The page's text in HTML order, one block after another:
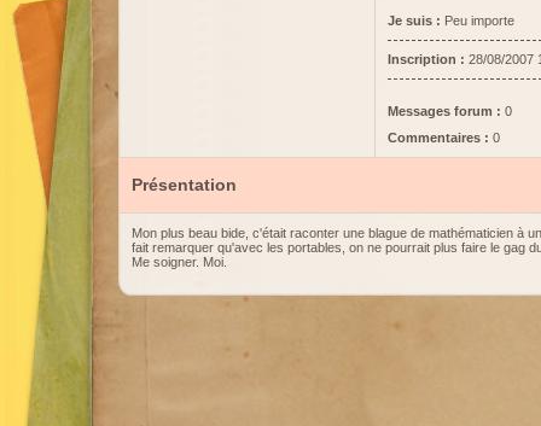
Je suis : Peu importe
Inscription : 28/08/2007
Messages forum : 0
Commentaires : 0
Présentation
Mon plus beau bide, c'était raconter une blague de mathématicien à
fait remarquer qu'avec les portables, on ne pourrait plus faire le gag
Me soigner. Moi.